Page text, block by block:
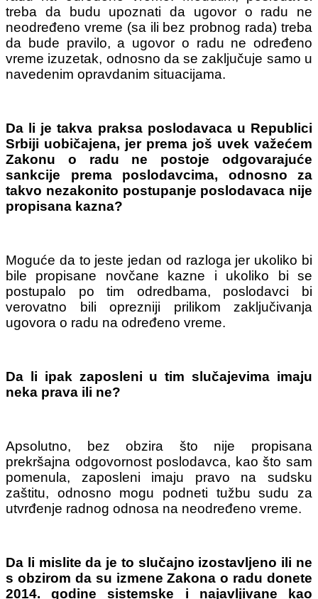
treba da budu upoznati da ugovor o radu ne
neodređeno vreme (sa ili bez probnog rada) treba
da bude pravilo, a ugovor o radu ne određeno
vreme izuzetak, odnosno da se zaključuje samo u
navedenim opravdanim situacijama.
Da li je takva praksa poslodavaca u Republici
Srbiji uobičajena, jer prema još uvek važećem
Zakonu o radu ne postoje odgovarajuće
sankcije prema poslodavcima, odnosno za
takvo nezakonito postupanje poslodavaca nije
propisana kazna?
Moguće da to jeste jedan od razloga jer ukoliko bi
bile propisane novčane kazne i ukoliko bi se
postupalo po tim odredbama, poslodavci bi
verovatno bili oprezniji prilikom zaključivanja
ugovora o radu na određeno vreme.
Da li ipak zaposleni u tim slučajevima imaju
neka prava ili ne?
Apsolutno, bez obzira što nije propisana
prekršajna odgovornost poslodavca, kao što sam
pomenula, zaposleni imaju pravo na sudsku
zaštitu, odnosno mogu podneti tužbu sudu za
utvrđenje radnog odnosa na neodređeno vreme.
Da li mislite da je to slučajno izostavljeno ili ne
s obzirom da su izmene Zakona o radu donete
2014. godine sistemske i najavljivane kao